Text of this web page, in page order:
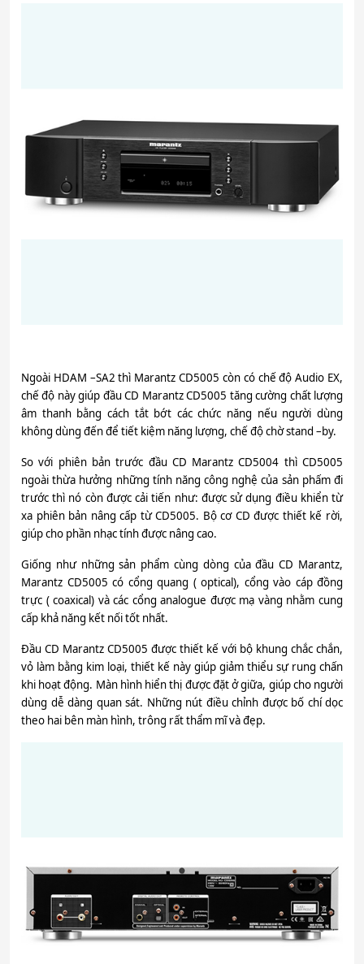
Ngoài HDAM –SA2 thì Marantz CD5005 còn có chế độ Audio EX,
chế độ này giúp đầu CD Marantz CD5005 tăng cường chất lượng
âm thanh bằng cách tắt bớt các chức năng nếu người dùng
không dùng đến để tiết kiệm năng lượng, chế độ chờ stand –by.
So với phiên bản trước đầu CD Marantz CD5004 thì CD5005
ngoài thừa hưởng những tính năng công nghệ của sản phấm đi
trước thì nó còn được cải tiến như: được sử dụng điều khiển từ
xa phiên bản nâng cấp từ CD5005. Bộ cơ CD được thiết kế rời,
giúp cho phần nhạc tính được nâng cao.
Giống như những sản phẩm cùng dòng của đầu CD Marantz,
Marantz CD5005 có cổng quang ( optical), cổng vào cáp đồng
trực ( coaxical) và các cổng analogue được mạ vàng nhằm cung
cấp khả năng kết nối tốt nhất.
Đầu CD Marantz CD5005 được thiết kế với bộ khung chắc chắn,
vỏ làm bằng kim loại, thiết kế này giúp giảm thiểu sự rung chấn
khi hoạt động. Màn hình hiển thị được đặt ở giữa, giúp cho người
dùng dễ dàng quan sát. Những nút điều chỉnh được bố chí dọc
theo hai bên màn hình, trông rất thẩm mĩ và đẹp.